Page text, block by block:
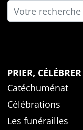
PRIER, CÉLÉBRER
Catéchuménat
Célébrations
Les funérailles